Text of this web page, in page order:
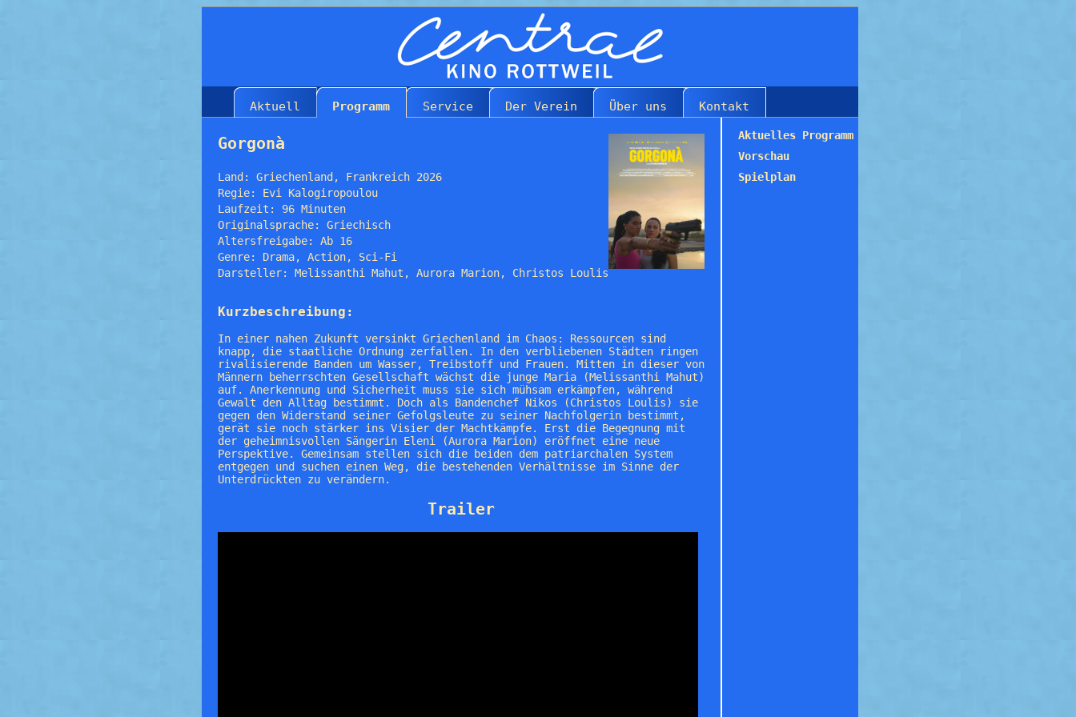
Aktuell Programm Service Der Verein Über uns Kontakt
Gorgonà
Land: Griechenland, Frankreich 2026
Regie: Evi Kalogiropoulou
Laufzeit: 96 Minuten
Originalsprache: Griechisch
Altersfreigabe: Ab 16
Genre: Drama, Action, Sci-Fi
Darsteller: Melissanthi Mahut, Aurora Marion, Christos Loulis
Kurzbeschreibung:
In einer nahen Zukunft versinkt Griechenland im Chaos: Ressourcen sind
knapp, die staatliche Ordnung zerfallen. In den verbliebenen Städten ringen
rivalisierende Banden um Wasser, Treibstoff und Frauen. Mitten in dieser von
Männern beherrschten Gesellschaft wächst die junge Maria (Melissanthi Mahut)
auf. Anerkennung und Sicherheit muss sie sich mühsam erkämpfen, während
Gewalt den Alltag bestimmt. Doch als Bandenchef Nikos (Christos Loulis) sie
gegen den Widerstand seiner Gefolgsleute zu seiner Nachfolgerin bestimmt,
gerät sie noch stärker ins Visier der Machtkämpfe. Erst die Begegnung mit
der geheimnisvollen Sängerin Eleni (Aurora Marion) eröffnet eine neue
Perspektive. Gemeinsam stellen sich die beiden dem patriarchalen System
entgegen und suchen einen Weg, die bestehenden Verhältnisse im Sinne der
Unterdrückten zu verändern.
Trailer
Aktuelles Programm
Vorschau
Spielplan